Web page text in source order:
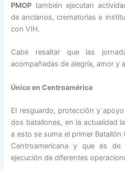
PMOP también ejecutan
de ancianos, crematorias e
con VIH.
Cabe resaltar que las
acompañadas de alegría, amor y
Único en Centroamérica
El resguardo, protección y
dos batallones, en la actualidad la
a esto se suma el primer
Centroamericana y que es de
ejecución de diferentes